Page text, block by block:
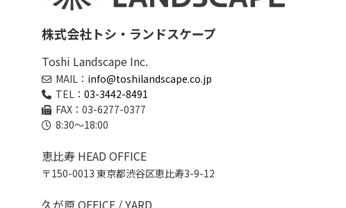
株式会社トシ・ランドスケープ
Toshi Landscape Inc.
MAIL： info@toshilandscape.co.jp
TEL： 03-3442-8491
FAX：03-6277-0377
8:30～18:00
恵比寿 HEAD OFFICE
〒150-0013 東京都渋谷区恵比寿3-9-12
久が原 OFFICE / YARD